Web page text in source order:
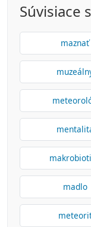
Súvisiace
maznať
madlo